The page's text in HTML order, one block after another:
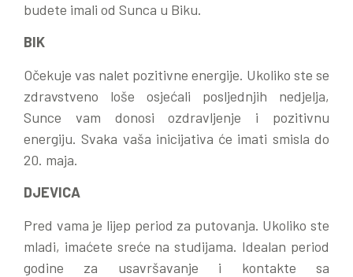
budete imali od Sunca u Biku.
BIK
Očekuje vas nalet pozitivne energije. Ukoliko ste se
zdravstveno loše osjećali posljednjih nedjelja,
Sunce vam donosi ozdravljenje i pozitivnu
energiju. Svaka vaša inicijativa će imati smisla do
20. maja.
DJEVICA
Pred vama je lijep period za putovanja. Ukoliko ste
mladi, imaćete sreće na studijama. Idealan period
godine za usavršavanje i kontakte sa